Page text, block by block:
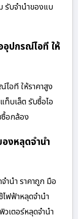
รับจำนำของแบ
อุปกรณ์ไอที ให้
ไอที ให้ราคาสูง
บเล็ต รับซื้อไอ
อกล้อง
งหลุดจำนำ
ำนำ ราคาถูก มือ
ฟฟ้าหลุดจำนำ
เตอร์หลุดจำนำ